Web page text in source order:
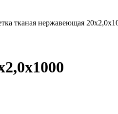
тканая нержавеющая